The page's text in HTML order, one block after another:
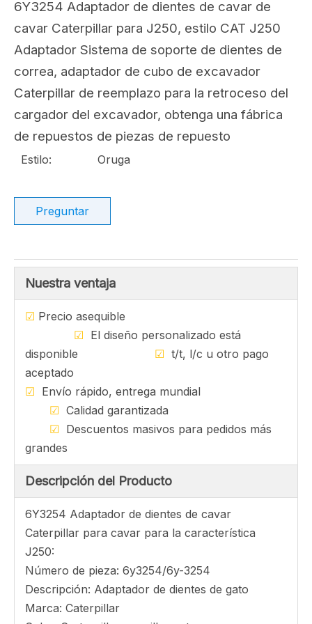
6Y3254 Adaptador de
dientes de cavar Caterpillar
6Y3254 Adaptador de dientes de cavar de
cavar Caterpillar para J250, estilo CAT J250
correa, adaptador de cubo de excavador
Caterpillar de reemplazo para la retroceso del
cargador del excavador, obtenga una fábrica
de repuestos de piezas de repuesto
Estilo:
Preguntar
Nuestra ventaja
☑Precio asequible
☑El diseño personalizado está
disponible
aceptado
☑Envío rápido, entrega mundial
☑Calidad garantizada